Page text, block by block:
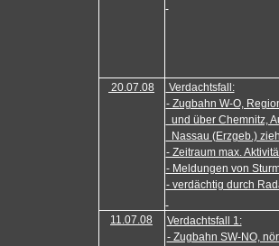
20.07.08
Verdachtsfall:
- Zugbahn W-O,
und über Chemnitz,
Nassau (Erzgeb.)
- Zeitraum max.
- Meldungen von
- verdächtig durch
11.07.08
Verdachtsfall 1:
- Zugbahn SW-NO,